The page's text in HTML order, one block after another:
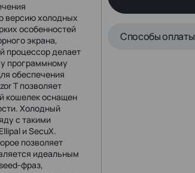
версию холодных
особенностей
экрана,
процессор делает
программному
обеспечения
T позволяет
кошелек оснащен
Холодный
с такими
и SecuX.
позволяет
идеальным
фраз,
Способы оплаты